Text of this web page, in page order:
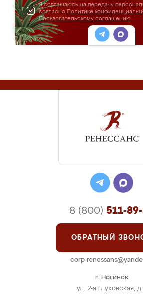
Я соглашаюсь на передачу
согласно Политике
Пользовательскому соглашению
г. Ногинск
ул. 2-я Глуховская,
8 (800) 511-
ОБРАТНЫЙ
corp-